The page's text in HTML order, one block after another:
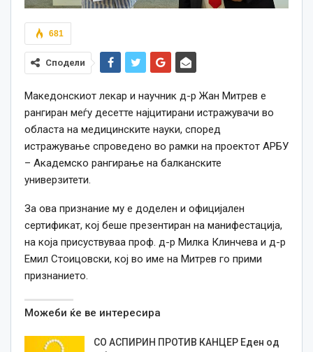
681
Сподели
Македонскиот лекар и научник д-р Жан Митрев е
рангиран меѓу десетте најцитирани истражувачи во
областа на медицинските науки, според
истражување спроведено во рамки на проектот АРБУ
– Академско рангирање на балканските
универзитети.
За ова признание му е доделен и официјален
сертификат, кој беше презентиран на манифестација,
на која присуствуваа проф. д-р Милка Клинчева и д-р
Емил Стоицовски, кој во име на Митрев го прими
признанието.
Можеби ќе ве интересира
СО АСПИРИН ПРОТИВ КАНЦЕР Еден од